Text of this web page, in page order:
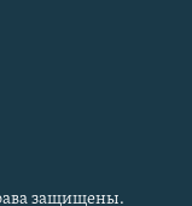
защищены.